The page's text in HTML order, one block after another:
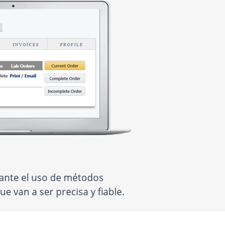
el uso de métodos
van a ser precisa y fiable.